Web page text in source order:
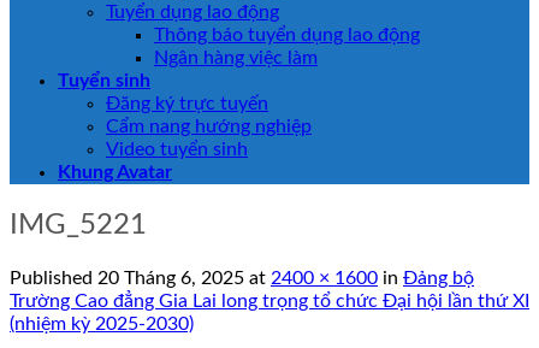
Tuyển dụng lao động
Thông báo tuyển dụng lao động
Ngân hàng việc làm
Tuyển sinh
Đăng ký trực tuyến
Cẩm nang hướng nghiệp
Video tuyển sinh
Khung Avatar
IMG_5221
Published 20 Tháng 6, 2025 at 2400 × 1600 in Đảng bộ
Trường Cao đẳng Gia Lai long trọng tổ chức Đại hội lần thứ XI
(nhiệm kỳ 2025-2030)